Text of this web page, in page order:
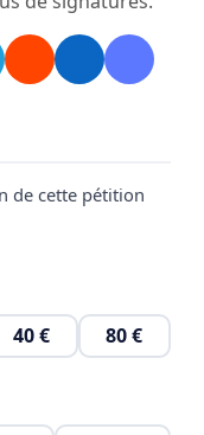
de cette pétition
40 € 80 €